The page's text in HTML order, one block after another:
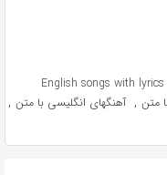
English songs with lyrics
, آهنگهای انگلیسی با متن ,